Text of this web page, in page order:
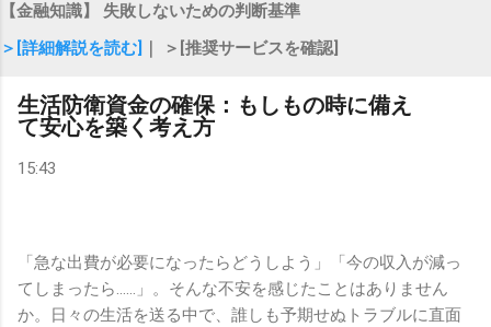
【金融知識】 失敗しないための判断基準
＞[詳細解説を読む]
｜ ＞[推奨サービスを確認]
生活防衛資金の確保：もしもの時に備え
て安心を築く考え方
15:43
「急な出費が必要になったらどうしよう」「今の収入が減っ
てしまったら……」。そんな不安を感じたことはありません
か。日々の生活を送る中で、誰しも予期せぬトラブルに直面